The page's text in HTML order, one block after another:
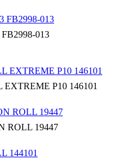
013
P10 146101
ROLL 19447